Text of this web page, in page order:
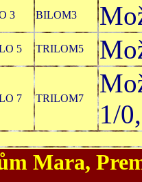
3 BILOM3
5 TRILOM5
7 TRILOM7
1/
Mara,